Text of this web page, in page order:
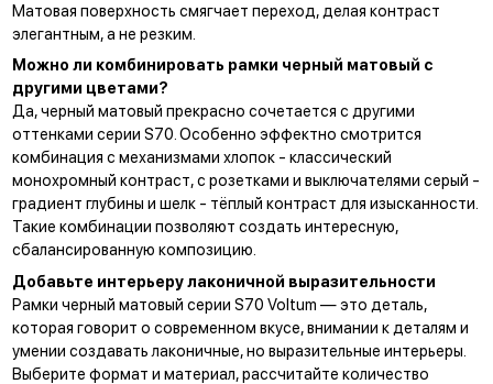
Матовая поверхность смягчает переход, делая контраст
элегантным, а не резким.
Можно ли комбинировать рамки черный матовый с
другими цветами?
Да, черный матовый прекрасно сочетается с другими
оттенками серии S70. Особенно эффектно смотрится
комбинация с механизмами хлопок- классический
монохромный контраст, с розетками и выключателями серый -
градиент глубины и шелк - тёплый контраст для изысканности.
Такие комбинации позволяют создать интересную,
сбалансированную композицию.
Добавьте интерьеру лаконичной выразительности
Рамки черный матовый серии S70 Voltum — это деталь,
которая говорит о современном вкусе, внимании к деталям и
умении создавать лаконичные, но выразительные интерьеры.
Выберите формат и материал, рассчитайте количество